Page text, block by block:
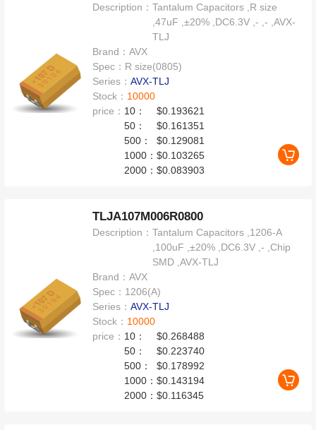
Description：Tantalum Capacitors ,R size
,47uF ,±20% ,DC6.3V ,- ,- ,AVX-
TLJ
Brand：AVX
Spec： R size(0805)
Series：AVX-TLJ
Stock： 10000
price： 10：
$0.193621
50：
$0.161351
500：
$0.129081
1000：$0.103265
2000：$0.083903
TLJA107M006R0800
Description：Tantalum Capacitors ,1206-A
,100uF ,±20% ,DC6.3V ,- ,Chip
SMD ,AVX-TLJ
Brand：AVX
Spec： 1206(A)
Series：AVX-TLJ
Stock： 10000
price： 10：
$0.268488
50：
$0.223740
500：
$0.178992
1000：$0.143194
2000：$0.116345